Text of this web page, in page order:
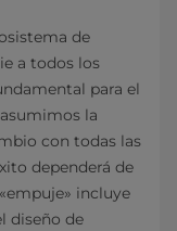
de
a todos los
para el
la
con todas las
dependerá de
incluye
diseño de